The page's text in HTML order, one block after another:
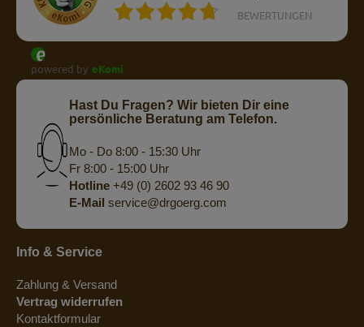
BEWERTUNGEN
powered by eKomi
Hast Du Fragen? Wir bieten Dir eine
persönliche Beratung am Telefon.
Mo - Do 8:00 - 15:30 Uhr
Fr 8:00 - 15:00 Uhr
Hotline +49 (0) 2602 93 46 90
E-Mail service@drgoerg.com
Info & Service
Zahlung & Versand
Vertrag widerrufen
Kontaktformular